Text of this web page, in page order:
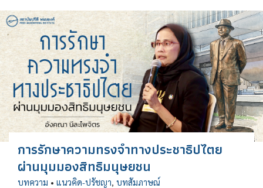
การรักษาความทรงจำทางประชาธิปไตย
ผ่านมุมมองสิทธิมนุษยชน
บทความ • แนวคิด-ปรัชญา, บทสัมภาษณ์